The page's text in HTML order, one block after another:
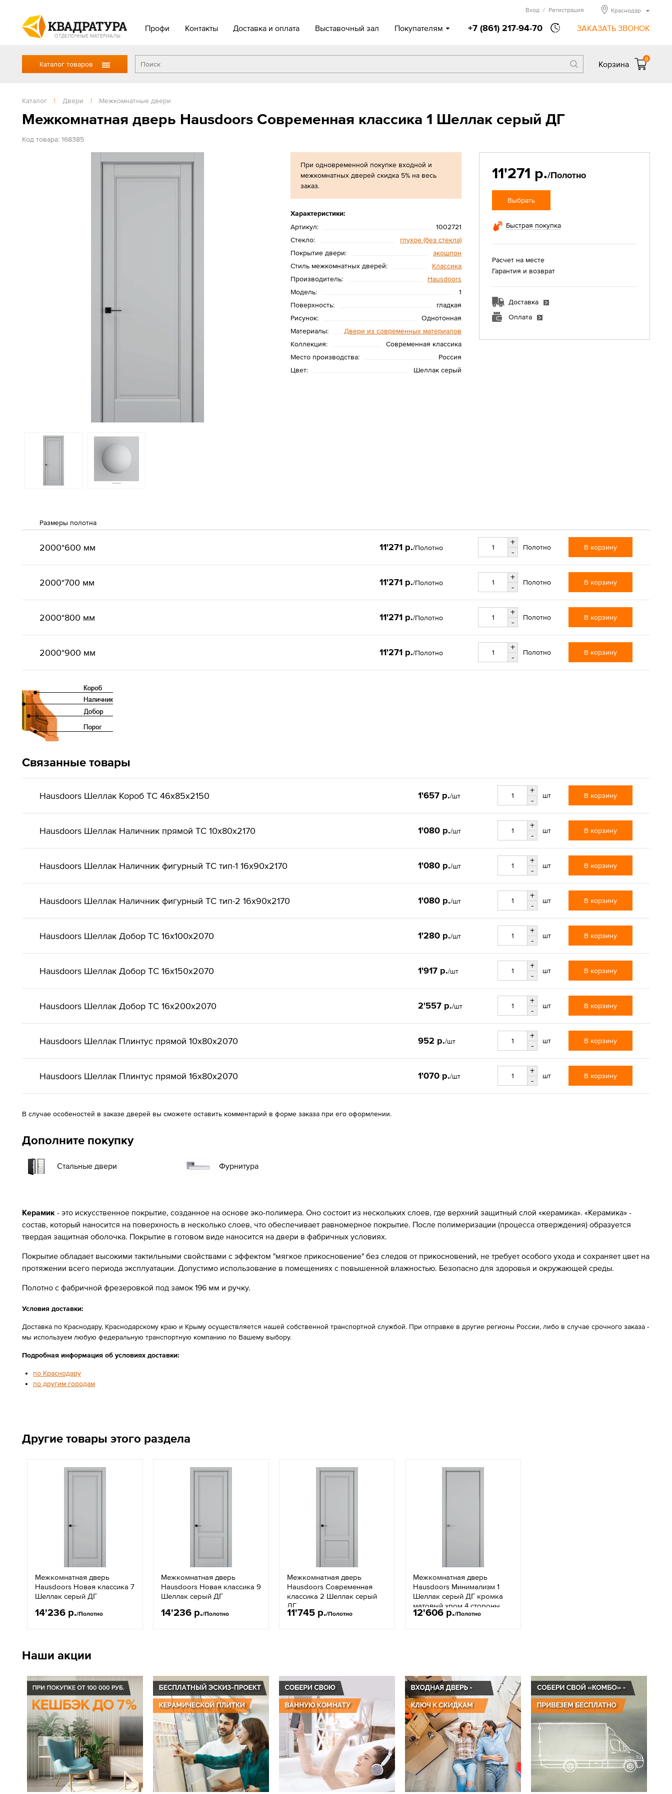
ОТДЕЛОЧНЫЕ МАТЕРИАЛЫ
Профи Контакты Доставка и оплата Выставочный зал Покупателям +7 (861) 217-94-70 ЗАКАЗАТЬ ЗВОНОК
Вход / Регистрация Краснодар
Каталог товаров Корзина
0
Каталог | Двери | Межкомнатные двери
Межкомнатная дверь Hausdoors Современная классика 1 Шеллак серый ДГ
Код товара: 168385
При одновременной покупке входной и
межкомнатных дверей скидка 5% на весь
заказ.
Характеристики:
Артикул:
1002721
Стекло:
глухое (без стекла)
Покрытие двери:
экошпон
Стиль межкомнатных дверей:
Классика
Производитель:
Hausdoors
Модель:
1
Поверхность:
гладкая
Рисунок:
Однотонная
Материалы:
Двери из современных материалов
Коллекция:
Современная классика
Место производства:
Россия
Цвет:
Шеллак серый
11'271 р./Полотно
Выбрать
Быстрая покупка
Расчет на месте
Гарантия и возврат
Доставка
Оплата
Размеры полотна
2000*600 мм 11'271 р./Полотно
+
-
Полотно В корзину
2000*700 мм 11'271 р./Полотно
+
-
Полотно В корзину
2000*800 мм 11'271 р./Полотно
+
-
Полотно В корзину
2000*900 мм 11'271 р./Полотно
+
-
Полотно В корзину
Связанные товары
Hausdoors Шеллак Короб ТС 46x85x2150 1'657 р./шт
+
-
шт В корзину
Hausdoors Шеллак Наличник прямой ТС 10x80x2170 1'080 р./шт
+
-
шт В корзину
Hausdoors Шеллак Наличник фигурный ТС тип-1 16x90x2170 1'080 р./шт
+
-
шт В корзину
Hausdoors Шеллак Наличник фигурный ТС тип-2 16x90x2170 1'080 р./шт
+
-
шт В корзину
Hausdoors Шеллак Добор ТС 16x100x2070 1'280 р./шт
+
-
шт В корзину
Hausdoors Шеллак Добор ТС 16x150x2070 1'917 р./шт
+
-
шт В корзину
Hausdoors Шеллак Добор ТС 16x200x2070 2'557 р./шт
+
-
шт В корзину
Hausdoors Шеллак Плинтус прямой 10x80x2070 952 р./шт
+
-
шт В корзину
Hausdoors Шеллак Плинтус прямой 16x80x2070 1'070 р./шт
+
-
шт В корзину
В случае особеностей в заказе дверей вы сможете оставить комментарий в форме заказа при его оформлении.
Дополните покупку
Стальные двери Фурнитура
Керамик - это искусственное покрытие, созданное на основе эко-полимера. Оно состоит из нескольких слоев, где верхний защитный слой «керамика». «Керамика» -
состав, который наносится на поверхность в несколько слоев, что обеспечивает равномерное покрытие. После полимеризации (процесса отверждения) образуется
твердая защитная оболочка. Покрытие в готовом виде наносится на двери в фабричных условиях.
Покрытие обладает высокими тактильными свойствами с эффектом "мягкое прикосновение" без следов от прикосновений, не требует особого ухода и сохраняет цвет на
протяжении всего периода эксплуатации. Допустимо использование в помещениях с повышенной влажностью. Безопасно для здоровья и окружающей среды.
Полотно с фабричной фрезеровкой под замок 196 мм и ручку.
Условия доставки:
Доставка по Краснодару, Краснодарскому краю и Крыму осуществляется нашей собственной транспортной службой. При отправке в другие регионы России, либо в случае срочного заказа -
мы используем любую федеральную транспортную компанию по Вашему выбору.
Подробная информация об условиях доставки:
по Краснодару
по другим городам
Другие товары этого раздела
Межкомнатная дверь
Hausdoors Новая классика 7
Шеллак серый ДГ
14'236 р./Полотно
Межкомнатная дверь
Hausdoors Новая классика 9
Шеллак серый ДГ
14'236 р./Полотно
Межкомнатная дверь
Hausdoors Современная
классика 2 Шеллак серый
ДГ
11'745 р./Полотно
Межкомнатная дверь
Hausdoors Минимализм 1
Шеллак серый ДГ кромка
матовый хром 4 стороны
12'606 р./Полотно
Наши акции